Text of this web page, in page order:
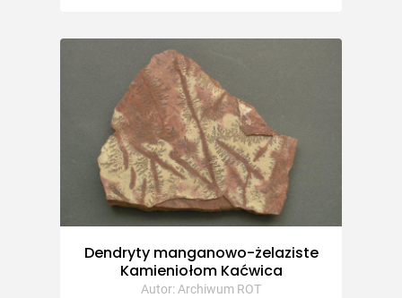
Dendryty manganowo-żelaziste
Kamieniołom Kaćwica
Autor: Archiwum ROT